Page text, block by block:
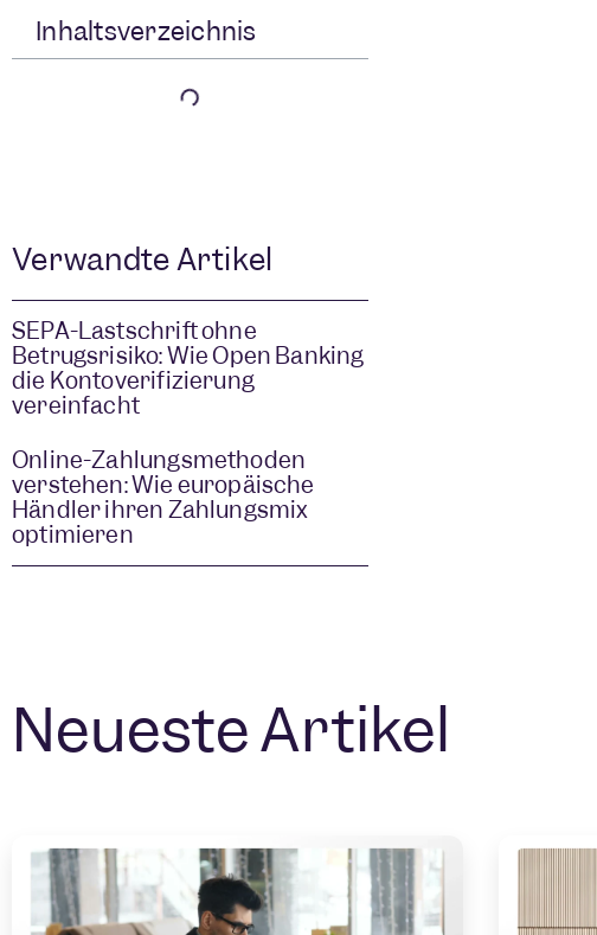
Inhaltsverzeichnis
Verwandte Artikel
SEPA-Lastschrift ohne
Betrugsrisiko: Wie Open Banking
die Kontoverifizierung
vereinfacht
Online-Zahlungsmethoden
verstehen: Wie europäische
Händler ihren Zahlungsmix
optimieren
Neueste Artikel